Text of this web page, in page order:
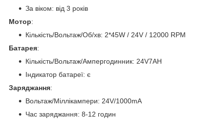
За віком: від 3 років
Мотор:
Кількість/Вольтаж/Об/хв: 2*45W / 24V / 12000 RPM
Батарея:
Кількість/Вольтаж/Ампергодинник: 24V7AH
Індикатор батареї: є
Заряджання:
Вольтаж/Міллікампери: 24V/1000mA
Час заряджання: 8-12 годин